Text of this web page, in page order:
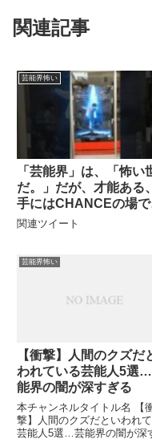
関連記事
芸能界怖い
「芸能界」は、「怖い
だ。」だが、才能ある
手にはCHANCEの場で
ある。「一日十キロ走れ
ある！
関連ツイート
芸能界怖い
【衝撃】人間のクズだ
われている芸能人5選
能界の闇が深すぎる
本チャンネルタイトル名 【
撃】人間のクズだといわれ
芸能人5選…芸能界の闇が深